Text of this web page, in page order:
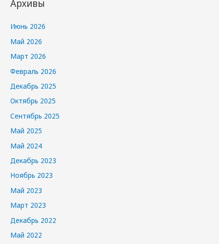
Архивы
Июнь 2026
Май 2026
Март 2026
Февраль 2026
Декабрь 2025
Октябрь 2025
Сентябрь 2025
Май 2025
Май 2024
Декабрь 2023
Ноябрь 2023
Май 2023
Март 2023
Декабрь 2022
Май 2022